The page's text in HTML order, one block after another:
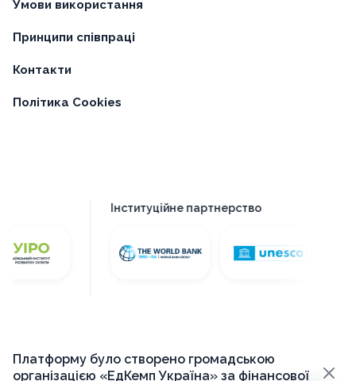
Умови використання
Принципи співпраці
Контакти
Політика Cookies
Інституційне партнерство
Платформу було створено громадською
організацією «ЕдКемп Україна» за фінансової
×